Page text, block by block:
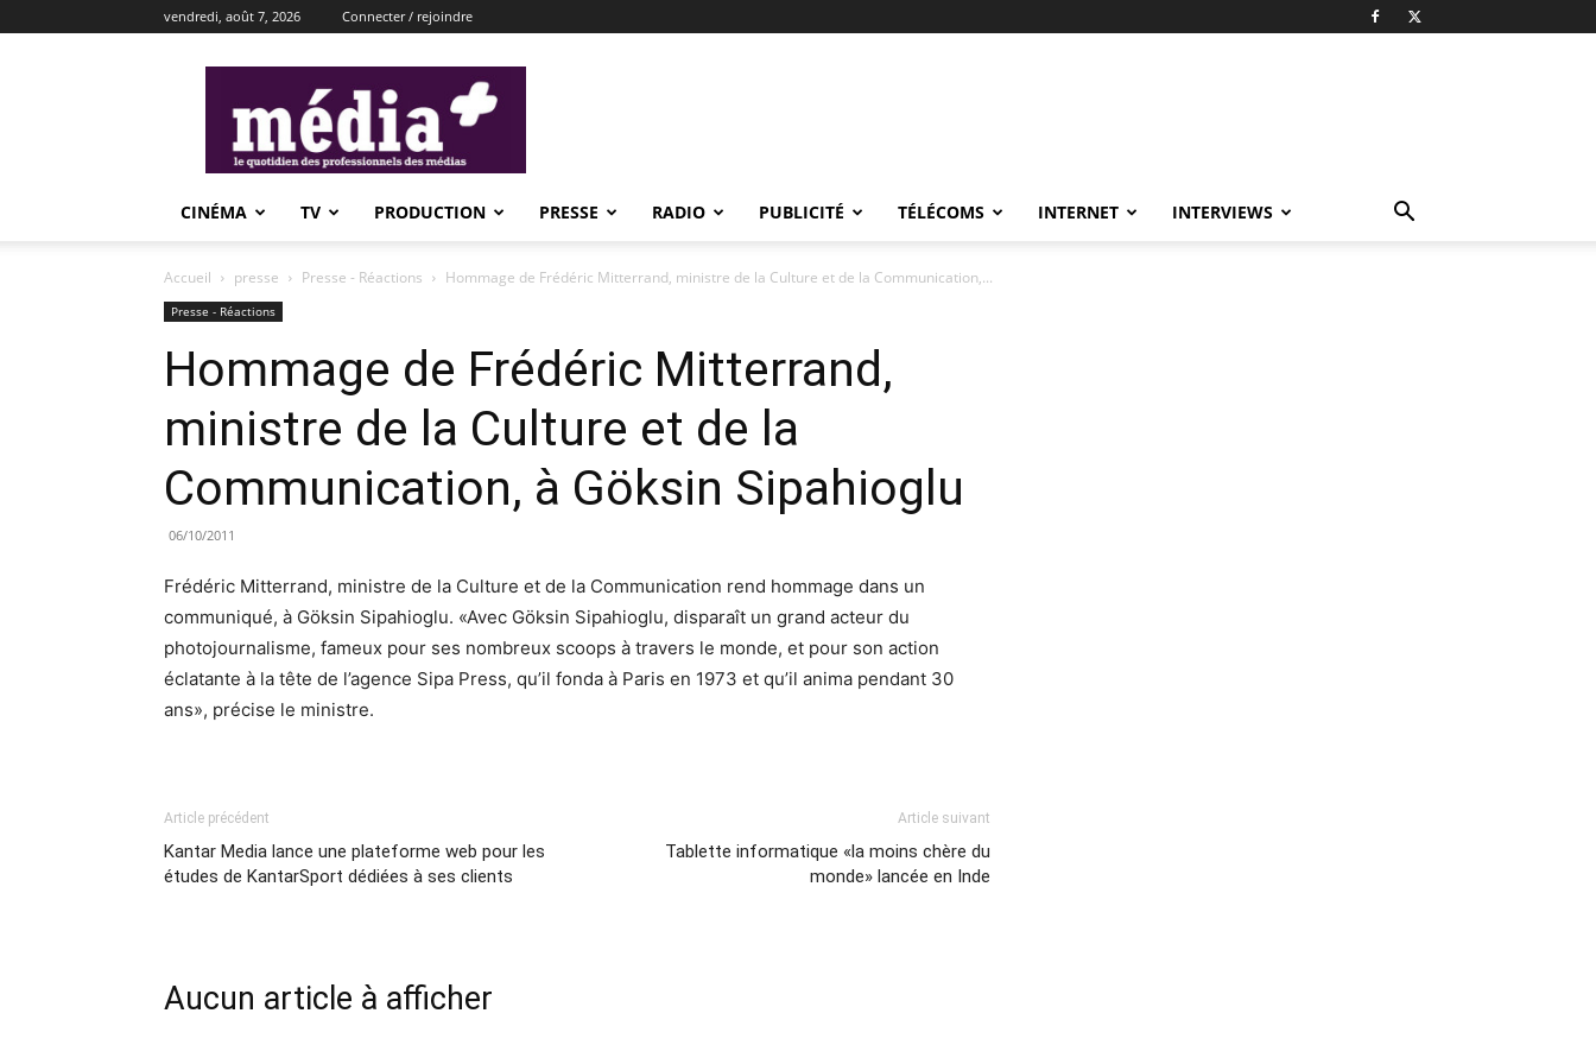
vendredi, août 7, 2026 Connecter / rejoindre
CINÉMA TV PRODUCTION PRESSE RADIO PUBLICITÉ TÉLÉCOMS INTERNET INTERVIEWS
Accueil presse Presse - Réactions Hommage de Frédéric Mitterrand, ministre de la Culture et de la Communication,...
Presse - Réactions
Hommage de Frédéric Mitterrand,
ministre de la Culture et de la
Communication, à Göksin Sipahioglu
06/10/2011
Frédéric Mitterrand, ministre de la Culture et de la Communication rend hommage dans un
communiqué, à Göksin Sipahioglu. «Avec Göksin Sipahioglu, disparaît un grand acteur du
photojournalisme, fameux pour ses nombreux scoops à travers le monde, et pour son action
éclatante à la tête de l’agence Sipa Press, qu’il fonda à Paris en 1973 et qu’il anima pendant 30
ans», précise le ministre.
Article précédent
Kantar Media lance une plateforme web pour les
études de KantarSport dédiées à ses clients
Article suivant
Tablette informatique «la moins chère du
monde» lancée en Inde
Aucun article à afficher